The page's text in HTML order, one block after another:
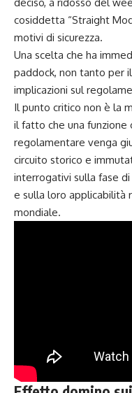
deciso, a ridosso del
cosiddetta “Straight
motivi di sicurezza.
Una scelta che ha
paddock, non tanto per
implicazioni sul
Il punto critico non è la
il fatto che una
regolamentare venga
circuito storico e
interrogativi sulla fase
e sulla loro applicabilità
mondiale.